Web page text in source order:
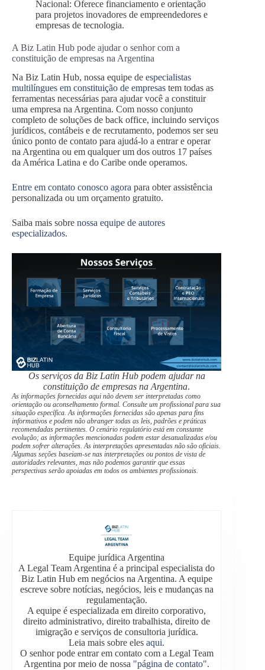
Nacional: Oferece financiamento e orientação
para projetos inovadores de empreendedores e
empresas de tecnologia.
A Biz Latin Hub pode ajudar o senhor com a
constituição de empresas na Argentina
Na Biz Latin Hub, nossa equipe de especialistas
multilíngues em constituição de empresas tem todas as
ferramentas necessárias para ajudar você a constituir
uma empresa na Argentina. Com nosso conjunto
completo de soluções de back office, incluindo serviços
jurídicos, contábeis e de recrutamento, podemos ser seu
único ponto de contato para ajudá-lo a entrar e operar
na Argentina ou em qualquer um dos outros 17 países
da América Latina e do Caribe onde operamos.
Entre em contato conosco agora para obter assistência
personalizada ou um orçamento gratuito.
Saiba mais sobre nossa equipe de autores
especializados.
Os serviços da Biz Latin Hub podem ajudar na
constituição de empresas na Argentina.
As informações fornecidas aqui não devem ser interpretadas como
orientação ou aconselhamento formal. Consulte um profissional para sua
situação específica. As informações fornecidas são apenas para fins
informativos e podem não abranger todas as leis, padrões e práticas
recomendadas pertinentes. O cenário regulatório está em constante
evolução; as informações mencionadas podem estar desatualizadas e/ou
podem sofrer alterações. As interpretações apresentadas não são oficiais.
Algumas seções baseiam-se nas interpretações ou pontos de vista de
autoridades relevantes, mas não podemos garantir que essas
perspectivas serão apoiadas em todos os ambientes profissionais.
Equipe jurídica Argentina
A Legal Team Argentina é a principal especialista do
Biz Latin Hub em negócios na Argentina. A equipe
escreve sobre notícias, negócios, leis e mudanças na
regulamentação.
A equipe é especializada em direito corporativo,
direito administrativo, direito trabalhista, direito de
imigração e serviços de consultoria jurídica.
Leia mais sobre elesaqui.
O senhor pode entrar em contato com a Legal Team
Argentina por meio de nossa "página de contato".